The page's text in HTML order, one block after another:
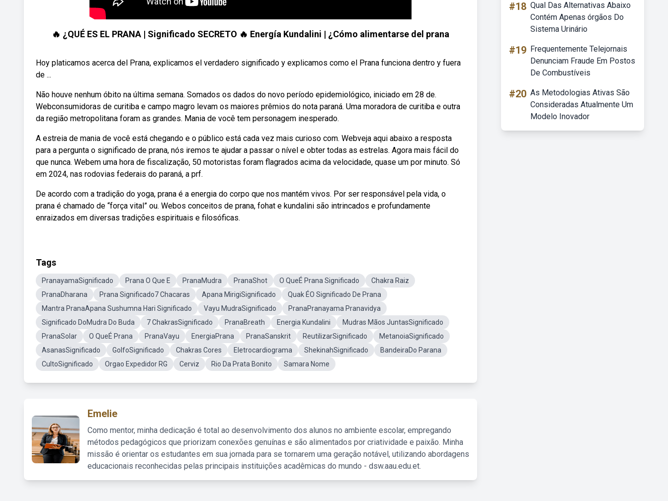
🔥 ¿QUÉ ES EL PRANA | Significado SECRETO 🔥 Energía Kundalini | ¿Cómo alimentarse del prana
Hoy platicamos acerca del Prana, explicamos el verdadero significado y explicamos como el Prana funciona dentro y fuera
de ...
Não houve nenhum óbito na última semana. Somados os dados do novo período epidemiológico, iniciado em 28 de.
Webconsumidoras de curitiba e campo magro levam os maiores prêmios do nota paraná. Uma moradora de curitiba e outra
da região metropolitana foram as grandes. Mania de você tem personagem inesperado.
A estreia de mania de você está chegando e o público está cada vez mais curioso com. Webveja aqui abaixo a resposta
para a pergunta o significado de prana, nós iremos te ajudar a passar o nível e obter todas as estrelas. Agora mais fácil do
que nunca. Webem uma hora de fiscalização, 50 motoristas foram flagrados acima da velocidade, quase um por minuto. Só
em 2024, nas rodovias federais do paraná, a prf.
De acordo com a tradição do yoga, prana é a energia do corpo que nos mantém vivos. Por ser responsável pela vida, o
prana é chamado de “força vital” ou. Webos conceitos de prana, fohat e kundalini são intrincados e profundamente
enraizados em diversas tradições espirituais e filosóficas.
Tags
PranayamaSignificado Prana O Que E PranaMudra PranaShot O QueÉ Prana Significado
Chakra Raiz
PranaDharana
Prana Significado7 Chacaras Apana MirigiSignificado
Quak ÉO Significado De Prana
Mantra PranaApana Sushumna Hari Significado
Vayu MudraSignificado
PranaPranayama Pranavidya
Significado DoMudra Do Buda
7 ChakrasSignificado PranaBreath Energia Kundalini
Mudras Mãos JuntasSignificado
PranaSolar
O QueÉ Prana PranaVayu EnergiaPrana PranaSanskrit ReutilizarSignificado
MetanoiaSignificado
AsanasSignificado
GolfoSignificado Chakras Cores Eletrocardiograma ShekinahSignificado
BandeiraDo Parana
CultoSignificado
Orgao Expedidor RG Cerviz Rio Da Prata Bonito Samara Nome
Emelie
Como mentor, minha dedicação é total ao desenvolvimento dos alunos no ambiente escolar, empregando
métodos pedagógicos que priorizam conexões genuínas e são alimentados por criatividade e paixão. Minha
missão é orientar os estudantes em sua jornada para se tornarem uma geração notável, utilizando abordagens
educacionais reconhecidas pelas principais instituições acadêmicas do mundo - dsw.aau.edu.et.
#18 Qual Das Alternativas Abaixo
Contém Apenas órgãos Do
Sistema Urinário
#19 Frequentemente Telejornais
Denunciam Fraude Em Postos
De Combustíveis
#20 As Metodologias Ativas São
Consideradas Atualmente Um
Modelo Inovador